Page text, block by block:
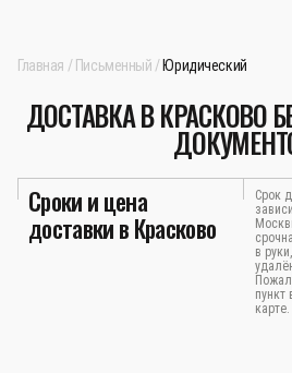
Главная Письменный Юридический
ДОСТАВКА В КРАСКОВО
Сроки и цена
доставки в Красково
Срок
в
карте.